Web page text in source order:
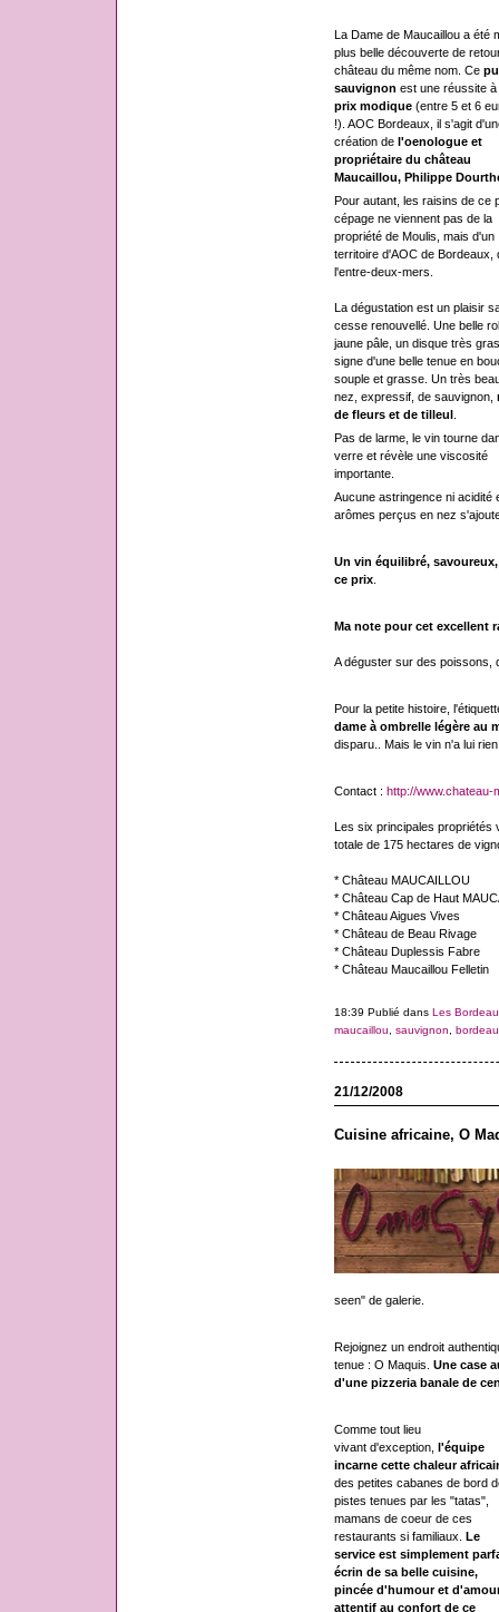
La Dame de Maucaillou a été
plus belle découverte de
château du même nom. Ce
sauvignon est une réussite à
prix modique(entre 5 et 6
!). AOC Bordeaux, il s'agit
création de l'oenologue et
propriétaire du château
Maucaillou, Philippe
Pour autant, les raisins de ce
cépage ne viennent pas de la
propriété de Moulis, mais d'un
territoire d'AOC de Bordeaux,
l'entre-deux-mers.
La dégustation est un plaisir
cesse renouvellé. Une belle
jaune pâle, un disque très
signe d'une belle tenue en
souple et grasse. Un très
nez, expressif, de sauvignon,
de fleurs et de tilleul.
Pas de larme, le vin tourne
verre et révèle une viscosité
importante.
Aucune astringence ni acidité
arômes perçus en nez
Un vin équilibré,
ce prix.
Ma note pour cet excellent
A déguster sur des poissons,
Pour la petite histoire,
dame à ombrelle légère au
disparu.. Mais le vin n'a lui
Contact : http://www.chateau-
Les six principales propriétés
totale de 175 hectares de
* Château MAUCAILLOU
* Château Cap de Haut
* Château Aigues Vives
* Château de Beau Rivage
* Château Duplessis Fabre
* Château Maucaillou Felletin
18:39 Publié dans Les
maucaillou
sauvignon
21/12/2008
Cuisine africaine, O
seen" de galerie.
Rejoignez un endroit
tenue : O Maquis. Une case
d'une pizzeria banale de
Comme tout lieu
vivant d'exception, l'équipe
incarne cette chaleur
des petites cabanes de bord
pistes tenues par les "tatas",
mamans de coeur de ces
restaurants si familiaux. Le
service est simplement
écrin de sa belle cuisine,
pincée d'humour et
attentif au confort de ce